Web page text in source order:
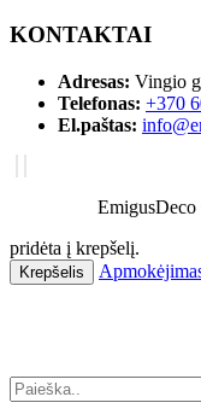
KONTAKTAI
Adresas: Vingio
Telefonas: +370
El.paštas:
EmigusDeco
pridėta į krepšelį.
Krepšelis